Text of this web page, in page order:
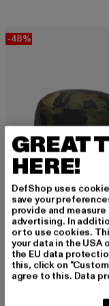
-48%
FLEXFIT
Camo Bucket
20,79 EUR
Derzeitiger Preis:
39,99 EUR
GREAT
HERE!
DefShop uses
save your
provide and
advertising. In
or to use cookies.
your data in the USA
the EU data
this, click on
agree to this. Data